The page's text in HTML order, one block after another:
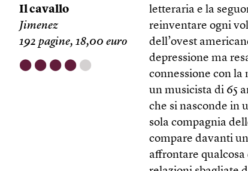
Il cavallo
Jimenez
192 pagine, 18,00 euro
⬤ ⬤ ⬤ ⬤ ⬤
letteraria e la
reinventare ogni
dell’ovest
depressione ma
connessione con la
un musicista di 65
che si nasconde in
sola compagnia
compare davanti
affrontare